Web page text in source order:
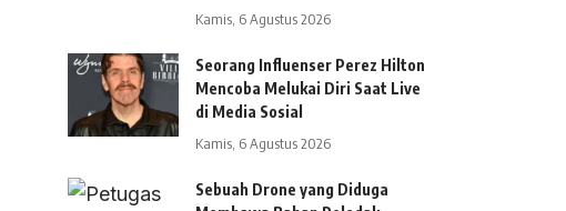
Kamis, 6 Agustus 2026
Seorang Influenser Perez Hilton
Mencoba Melukai Diri Saat Live
di Media Sosial
Kamis, 6 Agustus 2026
Sebuah Drone yang Diduga